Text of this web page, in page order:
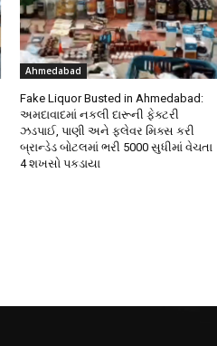
Ahmedabad
Fake Liquor Busted in Ahmedabad:
અમદાવાદમાં નકલી દારૂની ફેક્ટરી
ઝડપાઈ, પાણી અને ફ્લેવર મિક્સ કરી
બ્રાન્ડેડ બોટલમાં ભરી ₹5000 સુધીમાં વેચતા
4 શખસો પકડાયા